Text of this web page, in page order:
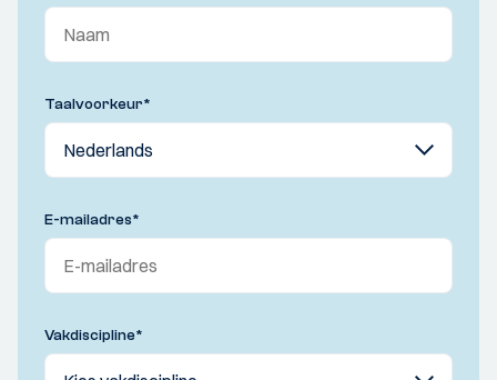
Taalvoorkeur*
E-mailadres*
Vakdiscipline*